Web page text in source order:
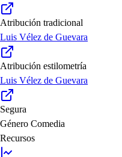
Atribución tradicional
Luis Vélez de Guevara
Atribución estilometría
Luis Vélez de Guevara
Segura
Género Comedia
Recursos